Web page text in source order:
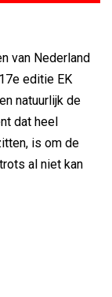
van Nederland
editie EK
natuurlijk de
dat heel
is om de
al niet kan